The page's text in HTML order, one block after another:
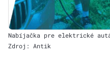
Nabíjačka pre elektrické
Zdroj: Antik